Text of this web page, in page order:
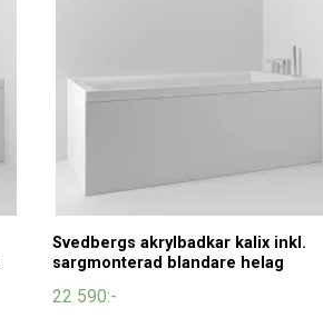
Svedbergs akrylbadkar kalix inkl.
sargmonterad blandare helag
22 590:-